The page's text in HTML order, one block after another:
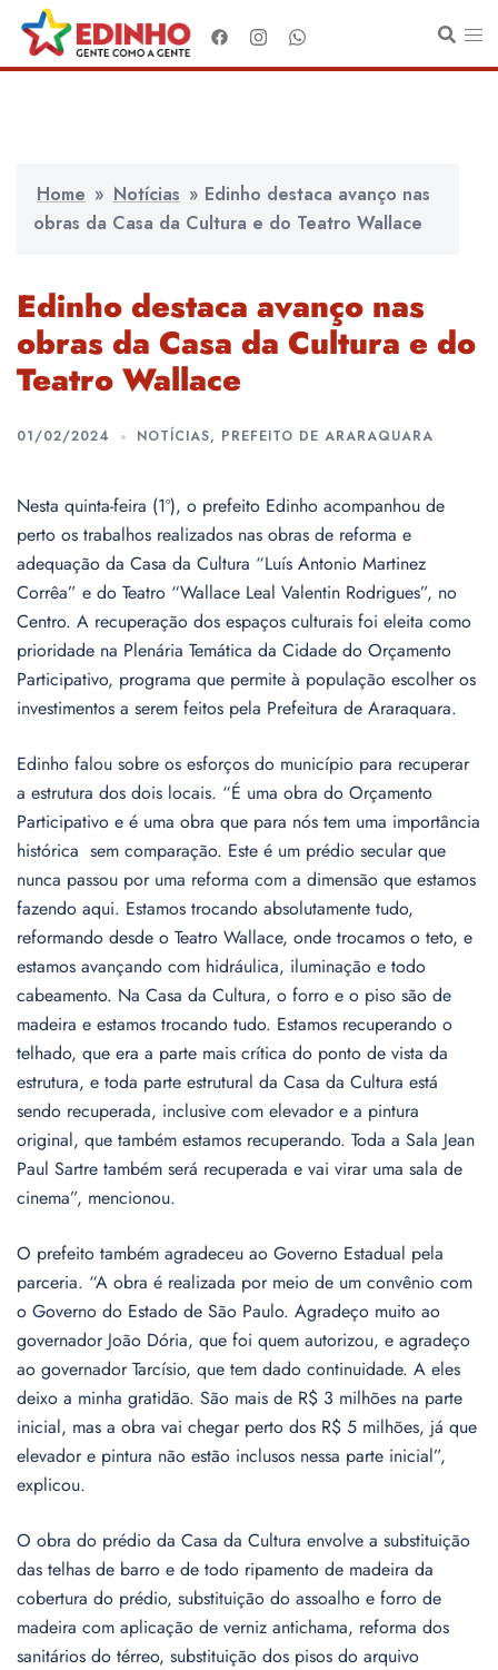
para
o
Home » Notícias » Edinho destaca avanço nas
obras da Casa da Cultura e do Teatro Wallace
Edinho destaca avanço nas
obras da Casa da Cultura e do
Teatro Wallace
01/02/2024 NOTÍCIAS, PREFEITO DE ARARAQUARA
Nesta quinta-feira (1º), o prefeito Edinho acompanhou de
perto os trabalhos realizados nas obras de reforma e
adequação da Casa da Cultura “Luís Antonio Martinez
Corrêa” e do Teatro “Wallace Leal Valentin Rodrigues”, no
Centro. A recuperação dos espaços culturais foi eleita como
prioridade na Plenária Temática da Cidade do Orçamento
Participativo, programa que permite à população escolher os
investimentos a serem feitos pela Prefeitura de Araraquara.
Edinho falou sobre os esforços do município para recuperar
a estrutura dos dois locais. “É uma obra do Orçamento
Participativo e é uma obra que para nós tem uma importância
histórica sem comparação. Este é um prédio secular que
nunca passou por uma reforma com a dimensão que estamos
fazendo aqui. Estamos trocando absolutamente tudo,
reformando desde o Teatro Wallace, onde trocamos o teto, e
estamos avançando com hidráulica, iluminação e todo
cabeamento. Na Casa da Cultura, o forro e o piso são de
madeira e estamos trocando tudo. Estamos recuperando o
telhado, que era a parte mais crítica do ponto de vista da
estrutura, e toda parte estrutural da Casa da Cultura está
sendo recuperada, inclusive com elevador e a pintura
original, que também estamos recuperando. Toda a Sala Jean
Paul Sartre também será recuperada e vai virar uma sala de
cinema”, mencionou.
O prefeito também agradeceu ao Governo Estadual pela
parceria. “A obra é realizada por meio de um convênio com
o Governo do Estado de São Paulo. Agradeço muito ao
governador João Dória, que foi quem autorizou, e agradeço
ao governador Tarcísio, que tem dado continuidade. A eles
deixo a minha gratidão. São mais de R$ 3 milhões na parte
inicial, mas a obra vai chegar perto dos R$ 5 milhões, já que
elevador e pintura não estão inclusos nessa parte inicial”,
explicou.
O obra do prédio da Casa da Cultura envolve a substituição
das telhas de barro e de todo ripamento de madeira da
cobertura do prédio, substituição do assoalho e forro de
madeira com aplicação de verniz antichama, reforma dos
sanitários do térreo, substituição dos pisos do arquivo